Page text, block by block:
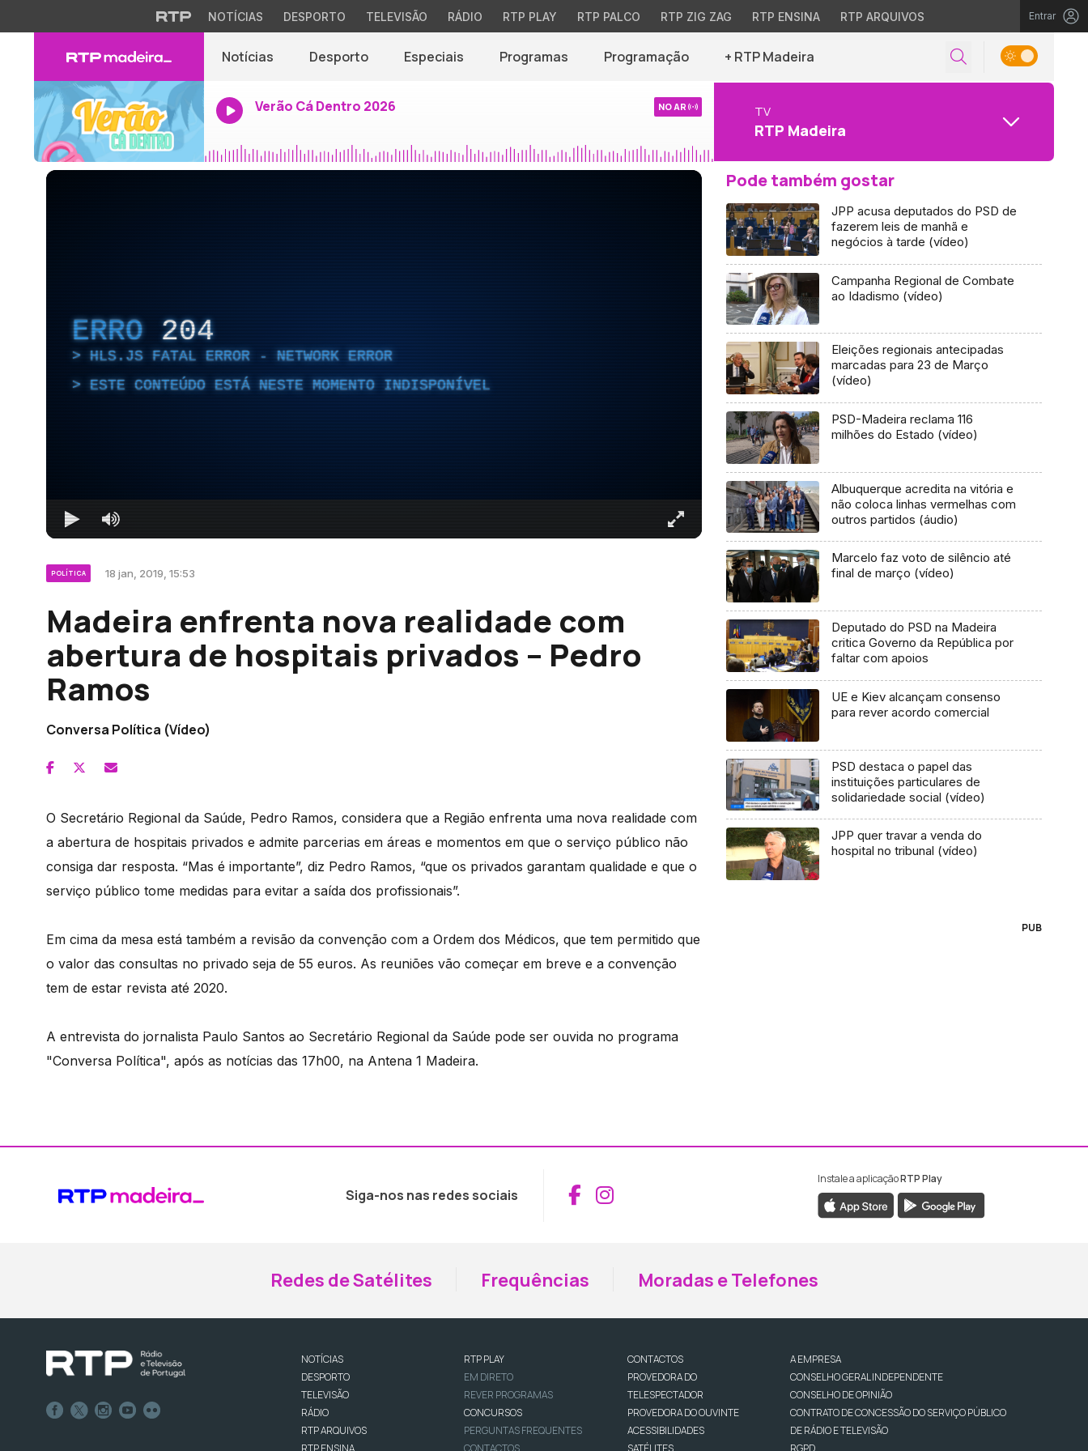
NOTÍCIAS DESPORTO TELEVISÃO RÁDIO RTP PLAY RTP PALCO RTP ZIG ZAG RTP ENSINA RTP ARQUIVOS Entrar
Notícias Desporto Especiais Programas Programação + RTP Madeira
Verão Cá Dentro 2026 NO AR TV
RTP Madeira
ERRO 204
HLS.JS FATAL ERROR - NETWORK ERROR
ESTE CONTEÚDO ESTÁ NESTE MOMENTO INDISPONÍVEL
POLÍTICA 18 jan, 2019, 15:53
Madeira enfrenta nova realidade com
abertura de hospitais privados – Pedro
Ramos
Conversa Política (Vídeo)
O Secretário Regional da Saúde, Pedro Ramos, considera que a Região enfrenta uma nova realidade com
a abertura de hospitais privados e admite parcerias em áreas e momentos em que o serviço público não
consiga dar resposta. “Mas é importante”, diz Pedro Ramos, “que os privados garantam qualidade e que o
serviço público tome medidas para evitar a saída dos profissionais”.
Em cima da mesa está também a revisão da convenção com a Ordem dos Médicos, que tem permitido que
o valor das consultas no privado seja de 55 euros. As reuniões vão começar em breve e a convenção
tem de estar revista até 2020.
A entrevista do jornalista Paulo Santos ao Secretário Regional da Saúde pode ser ouvida no programa
"Conversa Política", após as notícias das 17h00, na Antena 1 Madeira.
Pode também gostar
JPP acusa deputados do PSD de
fazerem leis de manhã e
negócios à tarde (vídeo)
Campanha Regional de Combate
ao Idadismo (vídeo)
Eleições regionais antecipadas
marcadas para 23 de Março
(vídeo)
PSD-Madeira reclama 116
milhões do Estado (vídeo)
Albuquerque acredita na vitória e
não coloca linhas vermelhas com
outros partidos (áudio)
Marcelo faz voto de silêncio até
final de março (vídeo)
Deputado do PSD na Madeira
critica Governo da República por
faltar com apoios
UE e Kiev alcançam consenso
para rever acordo comercial
PSD destaca o papel das
instituições particulares de
solidariedade social (vídeo)
JPP quer travar a venda do
hospital no tribunal (vídeo)
PUB
Siga-nos nas redes sociais Aceder ao Facebook da RTP Madeira
Aceder ao Instagram da RTP Madeira
Instale a aplicaçãoRTP Play
Redes de Satélites Frequências Moradas e Telefones
NOTÍCIAS
DESPORTO
TELEVISÃO
RÁDIO
RTP ARQUIVOS
RTP ENSINA
RTP PLAY
EM DIRETO
REVER PROGRAMAS
CONCURSOS
PERGUNTAS FREQUENTES
CONTACTOS
CONTACTOS
PROVEDORA DO
TELESPECTADOR
PROVEDORA DO OUVINTE
ACESSIBILIDADES
SATÉLITES
A EMPRESA
CONSELHO GERAL INDEPENDENTE
CONSELHO DE OPINIÃO
CONTRATO DE CONCESSÃO DO SERVIÇO PÚBLICO
DE RÁDIO E TELEVISÃO
RGPD